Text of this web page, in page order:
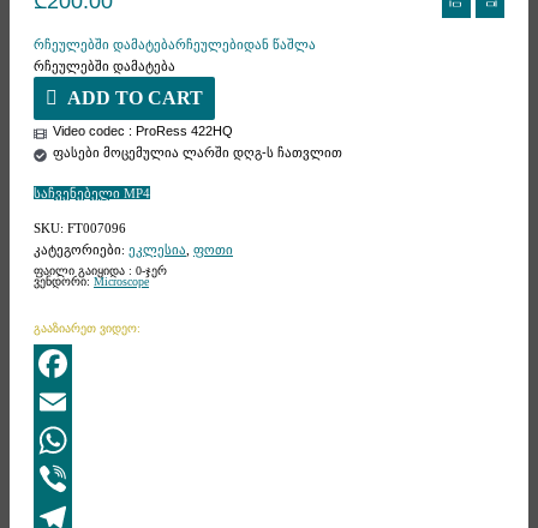
რჩეულებში დამატებარჩეულებიდან წაშლა
რჩეულებში დამატება
ADD TO CART
Video codec : ProRess 422HQ
ფასები მოცემულია ლარში დღგ-ს ჩათვლით
საჩვენებელი MP4
SKU: FT007096
კატეგორიები: ეკლესია ფოთი
ფაილი გაიყიდა : 0-ჯერ
ვენდორი: Microscope
გააზიარეთ ვიდეო:
Facebook
Email
WhatsApp
Viber